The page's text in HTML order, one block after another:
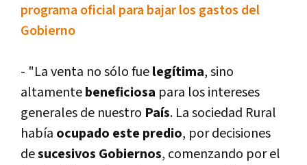
programa oficial para bajar los gastos del
Gobierno
- "La venta no sólo fuelegí­tima, sino
altamentebeneficiosa para los intereses
generales de nuestro Paí­s. La sociedad Rural
habí­a ocupado este predio, por decisiones
desucesivos Gobiernos, comenzando por el